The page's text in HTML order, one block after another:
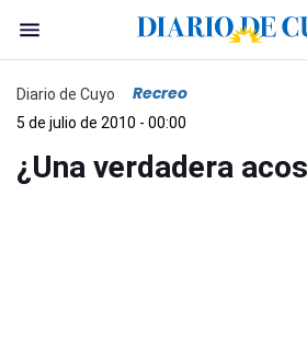
Diario de Cuyo Recreo
5 de julio de 2010 - 00:00
¿Una verdadera